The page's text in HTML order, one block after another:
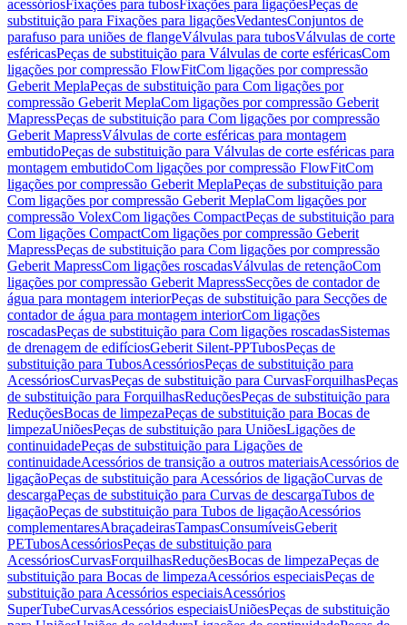
acessóriosFixações para tubosFixações para ligaçõesPeças de
substituição para Fixações para ligaçõesVedantesConjuntos de
parafuso para uniões de flangeVálvulas para tubosVálvulas de corte
esféricasPeças de substituição para Válvulas de corte esféricasCom
ligações por compressão FlowFitCom ligações por compressão
Geberit MeplaPeças de substituição para Com ligações por
compressão Geberit MeplaCom ligações por compressão Geberit
MapressPeças de substituição para Com ligações por compressão
Geberit MapressVálvulas de corte esféricas para montagem
embutidoPeças de substituição para Válvulas de corte esféricas para
montagem embutidoCom ligações por compressão FlowFitCom
ligações por compressão Geberit MeplaPeças de substituição para
Com ligações por compressão Geberit MeplaCom ligações por
compressão VolexCom ligações CompactPeças de substituição para
Com ligações CompactCom ligações por compressão Geberit
MapressPeças de substituição para Com ligações por compressão
Geberit MapressCom ligações roscadasVálvulas de retençãoCom
ligações por compressão Geberit MapressSecções de contador de
água para montagem interiorPeças de substituição para Secções de
contador de água para montagem interiorCom ligações
roscadasPeças de substituição para Com ligações roscadasSistemas
de drenagem de edifíciosGeberit Silent-PPTubosPeças de
substituição para TubosAcessóriosPeças de substituição para
AcessóriosCurvasPeças de substituição para CurvasForquilhasPeças
de substituição para ForquilhasReduçõesPeças de substituição para
ReduçõesBocas de limpezaPeças de substituição para Bocas de
limpezaUniõesPeças de substituição para UniõesLigações de
continuidadePeças de substituição para Ligações de
continuidadeAcessórios de transição a outros materiaisAcessórios de
ligaçãoPeças de substituição para Acessórios de ligaçãoCurvas de
descargaPeças de substituição para Curvas de descargaTubos de
ligaçãoPeças de substituição para Tubos de ligaçãoAcessórios
complementaresAbraçadeirasTampasConsumíveisGeberit
PETubosAcessóriosPeças de substituição para
AcessóriosCurvasForquilhasReduçõesBocas de limpezaPeças de
substituição para Bocas de limpezaAcessórios especiaisPeças de
substituição para Acessórios especiaisAcessórios
SuperTubeCurvasAcessórios especiaisUniõesPeças de substituição